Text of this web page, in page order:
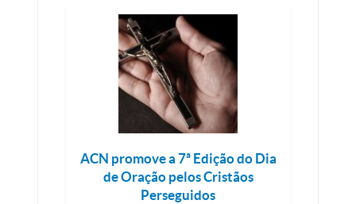
ACN promove a 7ª Edição do Dia
de Oração pelos Cristãos
Perseguidos